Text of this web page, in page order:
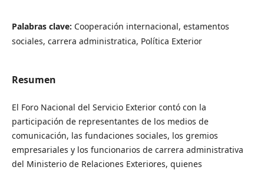
Palabras clave: Cooperación internacional, estamentos
sociales, carrera administratica, Política Exterior
Resumen
El Foro Nacional del Servicio Exterior contó con la
participación de representantes de los medios de
comunicación, las fundaciones sociales, los gremios
empresariales y los funcionarios de carrera administrativa
del Ministerio de Relaciones Exteriores, quienes